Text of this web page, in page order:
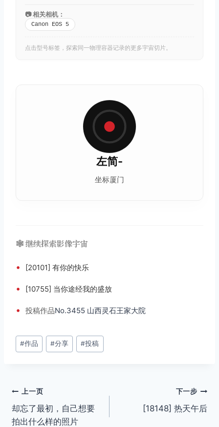
📷 相关相机：
Canon EOS 5
点击型号标签，探索同一物理容器记录的更多宇宙切片。
左简-
坐标厦门
🕸️ 继续探索影像宇宙
• [20101] 有你的快乐
• [10755] 当你途经我的盛放
• 投稿作品No.3455 山西灵石王家大院
文
章
#作品 #分享 #投稿
文
章
上一页
却忘了最初，自己想要
拍出什么样的照片
下一步
[18148] 热天午后